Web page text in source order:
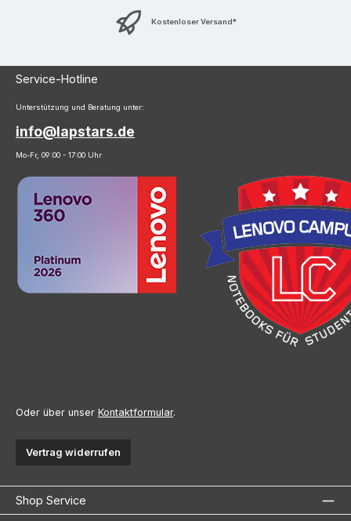
Kostenloser Versand*
Service-Hotline
Unterstützung und Beratung unter:
info@lapstars.de
Mo-Fr, 09:00 - 17:00 Uhr
Oder über unser Kontaktformular.
Vertrag widerrufen
Shop Service